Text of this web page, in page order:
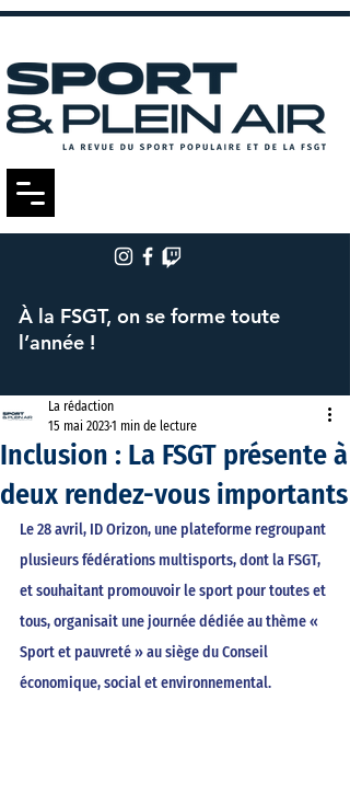
À la FSGT, on se forme toute
l’année !
Inclusion : La FSGT présente à
deux rendez-vous importants
La rédaction
15 mai 20231 min de lecture
Le 28 avril, ID Orizon, une plateforme regroupant
plusieurs fédérations multisports, dont la FSGT,
et souhaitant promouvoir le sport pour toutes et
tous, organisait une journée dédiée au thème «
Sport et pauvreté » au siège du Conseil
économique, social et environnemental.